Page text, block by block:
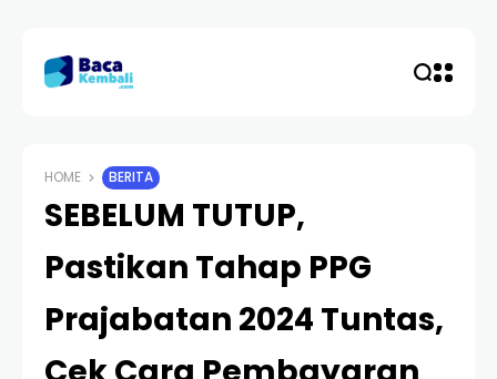
HOME BERITA
SEBELUM TUTUP,
Pastikan Tahap PPG
Prajabatan 2024 Tuntas,